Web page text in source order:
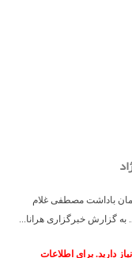
باداشت مصطفی غلام
به گزارش خبرگزاری هرانا...
دارید. برای اطلاعات